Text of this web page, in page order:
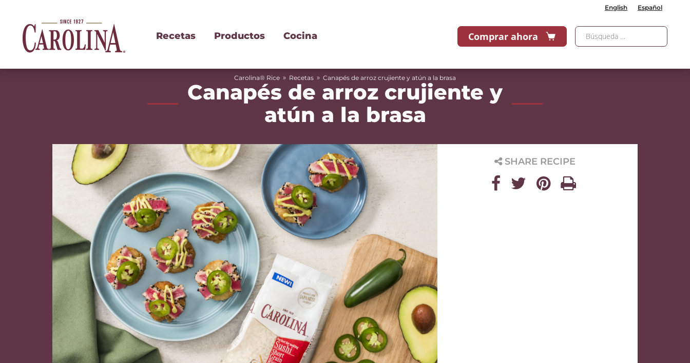
English Español
Recetas Productos Cocina Comprar ahora
Carolina® Rice » Recetas » Canapés de arroz crujiente y atún a la brasa
Canapés de arroz crujiente y
atún a la brasa
SHARE RECIPE